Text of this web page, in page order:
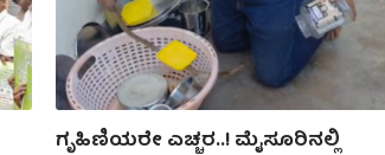
ಗೃಹಿಣಿಯರೇ ಎಚ್ಚರ..! ಮೈಸೂರಿನಲ್ಲಿ